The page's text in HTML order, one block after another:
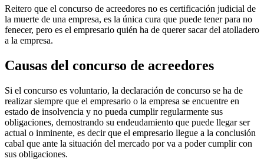
Reitero que el concurso de acreedores no es certificación judicial de
la muerte de una empresa, es la única cura que puede tener para no
fenecer, pero es el empresario quién ha de querer sacar del atolladero
a la empresa.
Causas del concurso de acreedores
Si el concurso es voluntario, la declaración de concurso se ha de
realizar siempre que el empresario o la empresa se encuentre en
estado de insolvencia y no pueda cumplir regularmente sus
obligaciones, demostrando su endeudamiento que puede llegar ser
actual o inminente, es decir que el empresario llegue a la conclusión
cabal que ante la situación del mercado por va a poder cumplir con
sus obligaciones.